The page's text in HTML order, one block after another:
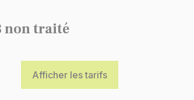
non traité
Afficher les tarifs